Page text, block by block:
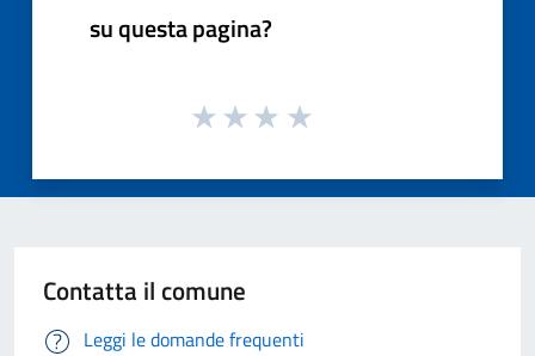
su questa pagina?
Contatta il comune
Leggi le domande frequenti